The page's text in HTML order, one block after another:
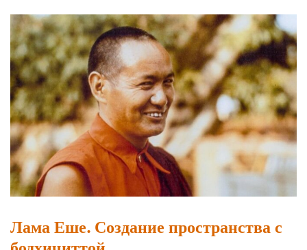
Лама Еше. Создание пространства с